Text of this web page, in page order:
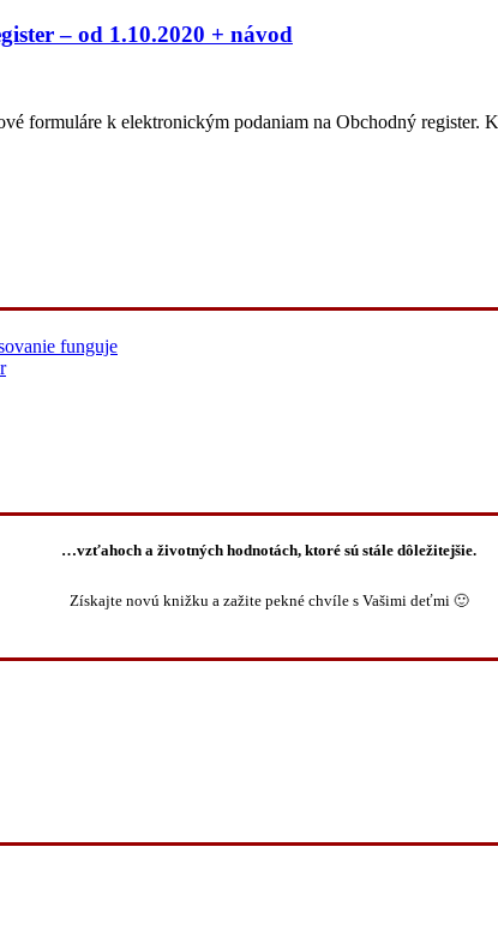
– od 1.10.2020 + návod
formuláre k elektronickým podaniam na Obchodný register.
funguje
…vzťahoch a životných hodnotách, ktoré sú stále dôležitejšie.
Získajte novú knižku a zažite pekné chvíle s Vašimi deťmi 🙂